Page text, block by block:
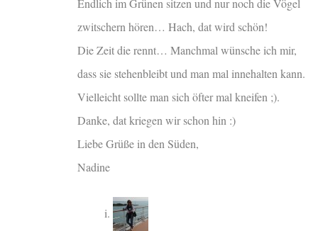
Endlich im Grünen sitzen und nur noch die Vögel
zwitschern hören… Hach, dat wird schön!
Die Zeit die rennt… Manchmal wünsche ich mir,
dass sie stehenbleibt und man mal innehalten kann.
Vielleicht sollte man sich öfter mal kneifen ;).
Danke, dat kriegen wir schon hin :)
Liebe Grüße in den Süden,
Nadine